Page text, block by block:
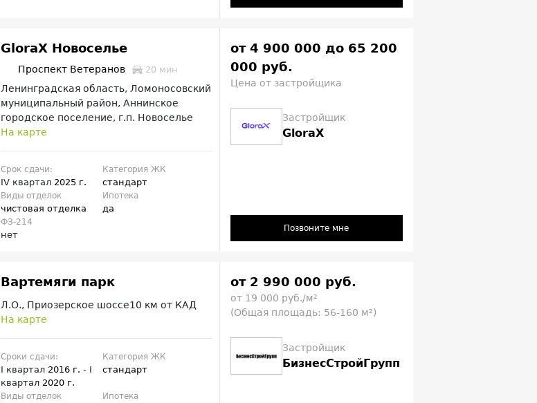
GloraX Новоселье
Проспект Ветеранов 20 мин
Ленинградская область, Ломоносовский
муниципальный район, Аннинское
городское поселение, г.п. Новоселье
На карте
Срок сдачи:
IV квартал 2025 г.
Категория ЖК
стандарт
Виды отделок
чистовая отделка
Ипотека
да
ФЗ-214
нет
от 4 900 000 до 65 200
000 руб.
Цена от застройщика
Застройщик
GloraX
Позвоните мне
Вартемяги парк
Л.О., Приозерское шоссе10 км от КАД
На карте
Сроки сдачи:
I квартал 2016 г.- I
квартал 2020 г.
Категория ЖК
стандарт
Виды отделок Ипотека
от 2 990 000 руб.
от 19 000 руб./м²
(Общая площадь: 56-160 м²)
Застройщик
БизнесСтройГрупп